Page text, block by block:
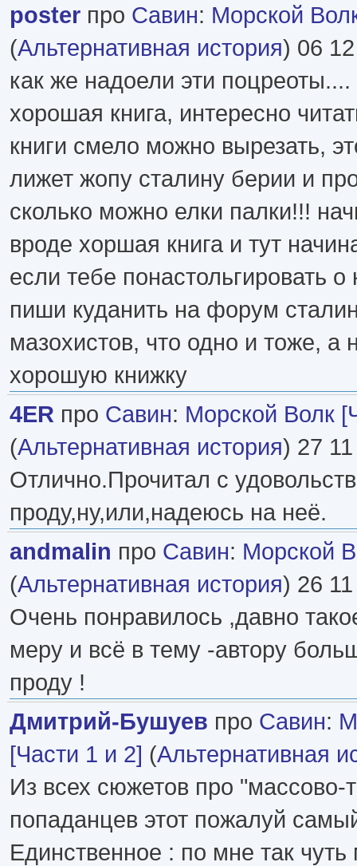
poster про Савин: Морской
(Альтернативная история) 06 12
как же надоели эти поцреоты....
хорошая книга, интересно
книги смело можно вырезать,
лижет жопу сталину берии и
сколько можно елки палки!!!
вроде хоршая книга и тут
если тебе понастольгировать о
пиши куданить на форум
мазохистов, что одно и тоже, а
хорошую книжку
4ER про Савин: Морской Волк
(Альтернативная история) 27 11
Отлично.Прочитал с
проду,ну,или,надеюсь на неё.
andmalin про Савин: Морской
(Альтернативная история) 26 11
Очень понравилось ,давно
меру и всё в тему -автору
проду !
Дмитрий-Бушуев про Савин:
[Части 1 и 2] (Альтернативная
Из всех сюжетов про "массово-
попаданцев этот пожалуй
Единственное : по мне так